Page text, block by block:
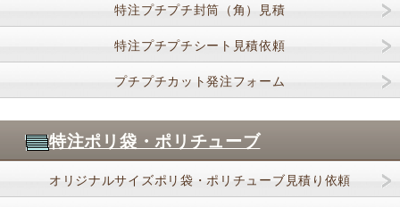
特注プチプチ封筒（角）見積
特注プチプチシート見積依頼
プチプチカット発注フォーム
特注ポリ袋・ポリチューブ
オリジナルサイズポリ袋・ポリチューブ見積り依頼